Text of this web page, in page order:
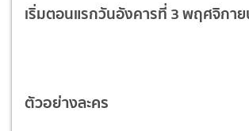
เริ่มตอนแรกวันอังคารที่ 3 พฤศจิกา
ตัวอย่างละคร